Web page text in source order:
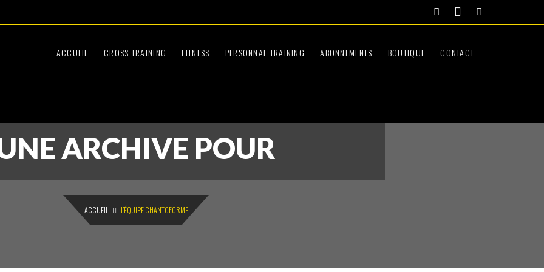
ACCUEIL CROSS TRAINING FITNESS PERSONNAL TRAINING ABONNEMENTS BOUTIQUE CONTACT
ARCHIVE POUR
ACCUEIL L’ÉQUIPE CHANTOFORME